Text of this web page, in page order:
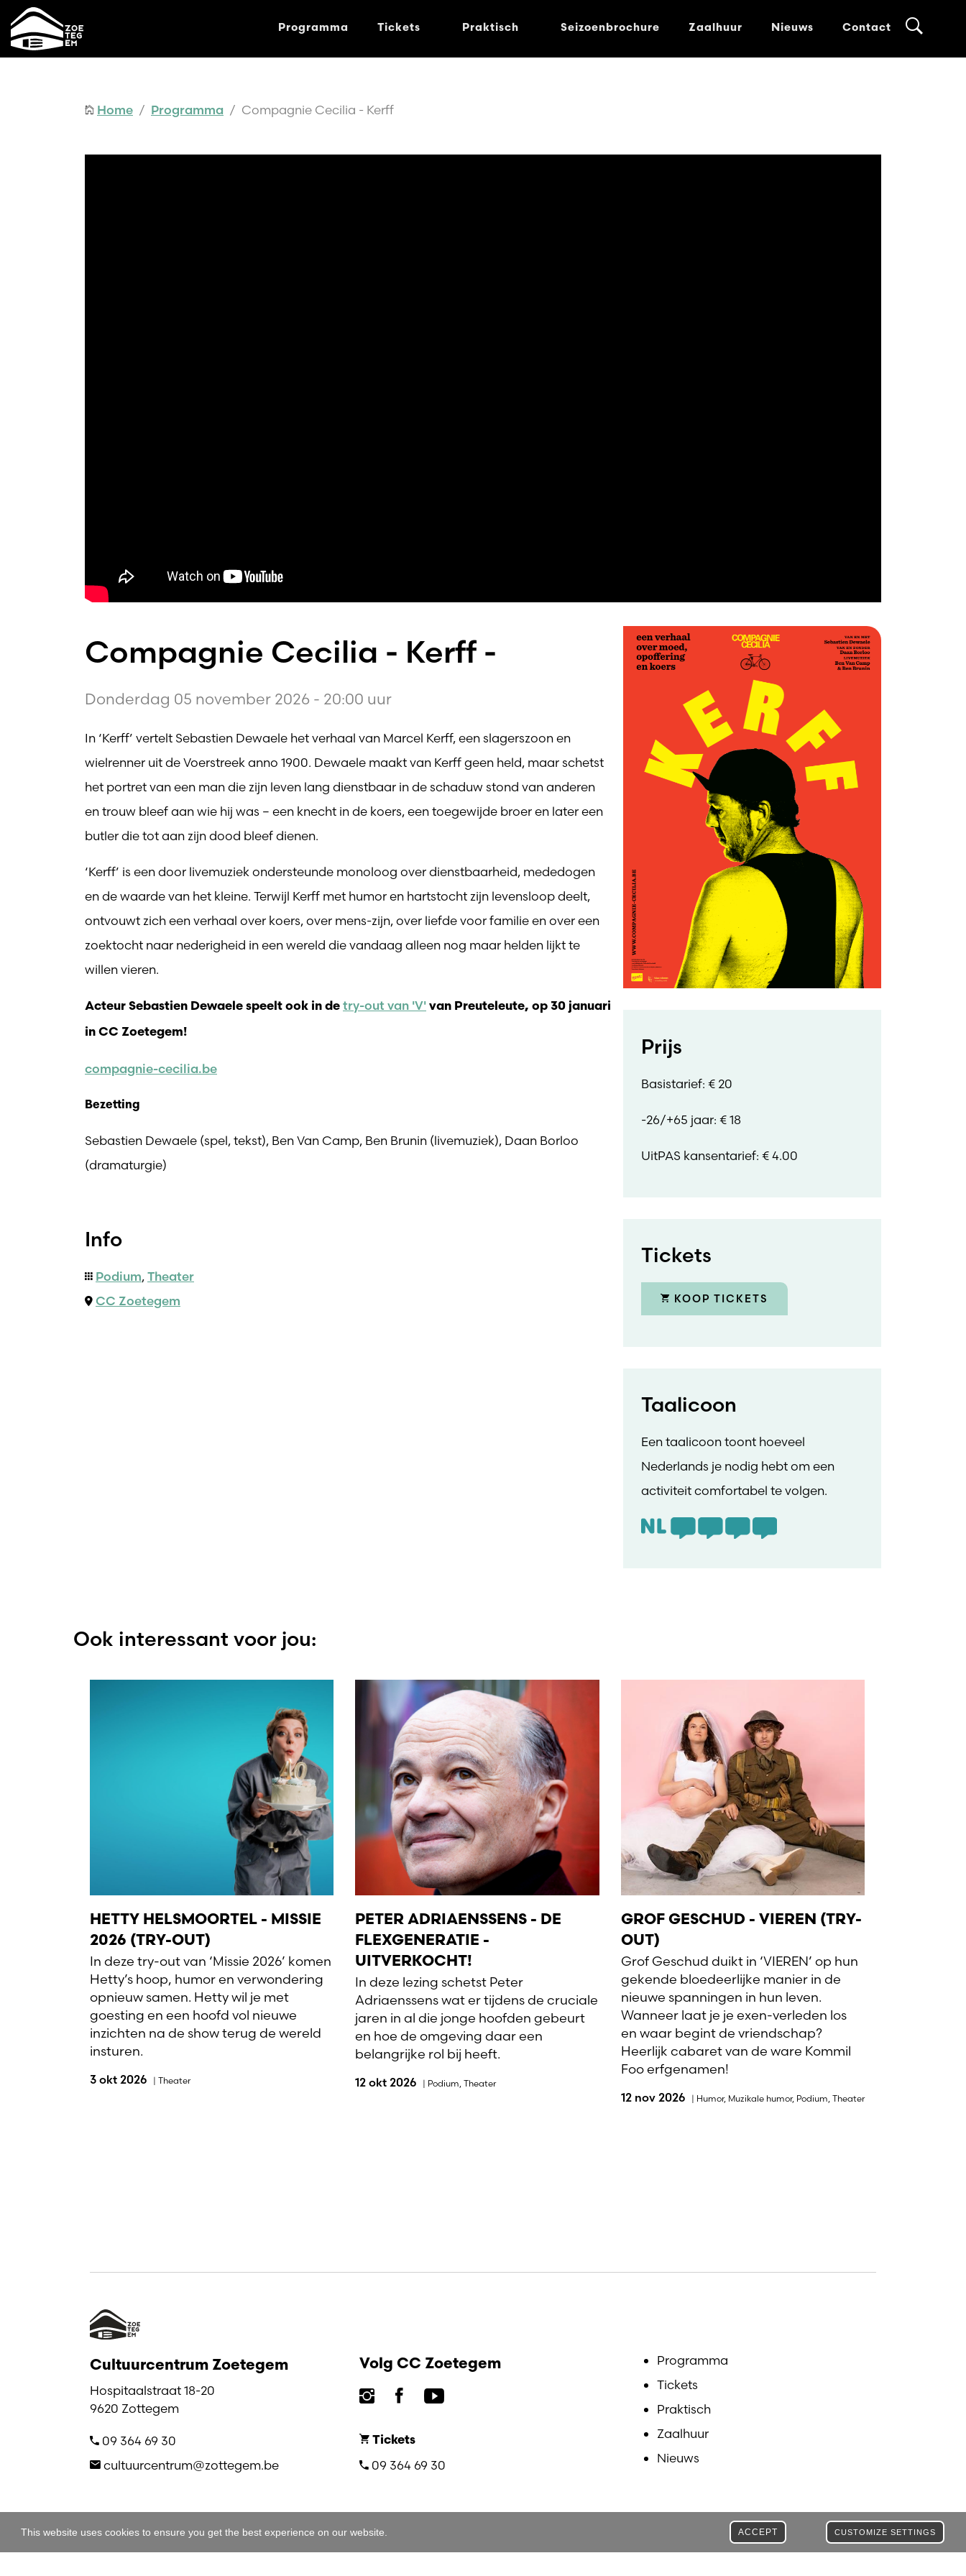
This website uses cookies to ensure you get the best experience on our website. CUSTOMIZE SETTINGS
ACCEPT
Programma Tickets Praktisch Seizoenbrochure Zaalhuur Nieuws Contact
Home / Programma / Compagnie Cecilia - Kerff
Compagnie Cecilia - Kerff -
Donderdag 05 november 2026 - 20:00 uur
In ‘Kerff’ vertelt Sebastien Dewaele het verhaal van Marcel Kerff, een slagerszoon en
wielrenner uit de Voerstreek anno 1900. Dewaele maakt van Kerff geen held, maar schetst
het portret van een man die zijn leven lang dienstbaar in de schaduw stond van anderen
en trouw bleef aan wie hij was – een knecht in de koers, een toegewijde broer en later een
butler die tot aan zijn dood bleef dienen.
‘Kerff’ is een door livemuziek ondersteunde monoloog over dienstbaarheid, mededogen
en de waarde van het kleine. Terwijl Kerff met humor en hartstocht zijn levensloop deelt,
ontvouwt zich een verhaal over koers, over mens-zijn, over liefde voor familie en over een
zoektocht naar nederigheid in een wereld die vandaag alleen nog maar helden lijkt te
willen vieren.
Acteur Sebastien Dewaele speelt ook in de try-out van 'V' van Preuteleute, op 30 januari
in CC Zoetegem!
compagnie-cecilia.be
Bezetting
Sebastien Dewaele (spel, tekst), Ben Van Camp, Ben Brunin (livemuziek), Daan Borloo
(dramaturgie)
Info
Podium,Theater
CC Zoetegem
Prijs
Basistarief: € 20
-26/+65 jaar: € 18
UitPAS kansentarief: € 4.00
Tickets
KOOP TICKETS
Taalicoon
Een taalicoon toont hoeveel
Nederlands je nodig hebt om een
activiteit comfortabel te volgen.
Ook interessant voor jou:
HETTY HELSMOORTEL - MISSIE
2026 (TRY-OUT)
In deze try-out van ‘Missie 2026’ komen
Hetty’s hoop, humor en verwondering
opnieuw samen. Hetty wil je met
goesting en een hoofd vol nieuwe
inzichten na de show terug de wereld
insturen.
3 okt 2026 | Theater
PETER ADRIAENSSENS - DE
FLEXGENERATIE -
UITVERKOCHT!
In deze lezing schetst Peter
Adriaenssens wat er tijdens de cruciale
jaren in al die jonge hoofden gebeurt
en hoe de omgeving daar een
belangrijke rol bij heeft.
12 okt 2026 | Podium,Theater
GROF GESCHUD - VIEREN (TRY-
OUT)
Grof Geschud duikt in ‘VIEREN’ op hun
gekende bloedeerlijke manier in de
nieuwe spanningen in hun leven.
Wanneer laat je je exen-verleden los
en waar begint de vriendschap?
Heerlijk cabaret van de ware Kommil
Foo erfgenamen!
12 nov 2026 | Humor, Muzikale humor, Podium, Theater
Cultuurcentrum Zoetegem
Hospitaalstraat 18-20
9620 Zottegem
09 364 69 30
cultuurcentrum@zottegem.be
Volg CC Zoetegem
Tickets
09 364 69 30
Programma
Tickets
Praktisch
Zaalhuur
Nieuws